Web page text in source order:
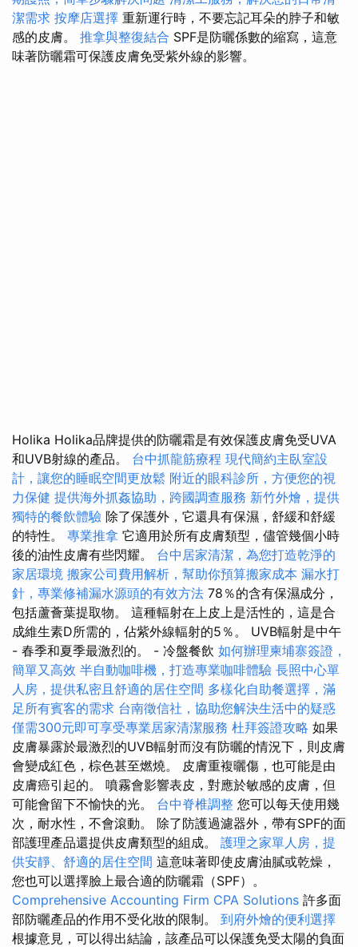
潔需求 按摩店選擇 重新運行時，不要忘記耳朵的脖子和敏
感的皮膚。 推拿與整復結合 SPF是防曬係數的縮寫，這意
味著防曬霜可保護皮膚免受紫外線的影響。
Holika Holika品牌提供的防曬霜是有效保護皮膚免受UVA
和UVB射線的產品。 台中抓龍筋療程 現代簡約主臥室設
計，讓您的睡眠空間更放鬆 附近的眼科診所，方便您的視
力保健 提供海外抓姦協助，跨國調查服務 新竹外燴，提供
獨特的餐飲體驗 除了保護外，它還具有保濕，舒緩和舒緩
的特性。 專業推拿 它適用於所有皮膚類型，儘管幾個小時
後的油性皮膚有些閃耀。 台中居家清潔，為您打造乾淨的
家居環境 搬家公司費用解析，幫助你預算搬家成本 漏水打
針，專業修補漏水源頭的有效方法 78％的含有保濕成分，
包括蘆薈葉提取物。 這種輻射在上皮上是活性的，這是合
成維生素D所需的，佔紫外線輻射的5％。 UVB輻射是中午
- 春季和夏季最激烈的。 - 冷盤餐飲 如何辦理柬埔寨簽證，
簡單又高效 半自動咖啡機，打造專業咖啡體驗 長照中心單
人房，提供私密且舒適的居住空間 多樣化自助餐選擇，滿
足所有賓客的需求 台南徵信社，協助您解決生活中的疑惑
僅需300元即可享受專業居家清潔服務 杜拜簽證攻略 如果
皮膚暴露於最激烈的UVB輻射而沒有防曬的情況下，則皮膚
會變成紅色，棕色甚至燃燒。 皮膚重複曬傷，也可能是由
皮膚癌引起的。 噴霧會影響表皮，對應於敏感的皮膚，但
可能會留下不愉快的光。 台中脊椎調整 您可以每天使用幾
次，耐水性，不會滾動。 除了防護過濾器外，帶有SPF的面
部護理產品還提供皮膚類型的組成。 護理之家單人房，提
供安靜、舒適的居住空間 這意味著即使皮膚油膩或乾燥，
您也可以選擇臉上最合適的防曬霜（SPF）。
Comprehensive Accounting Firm CPA Solutions 許多面
部防曬產品的作用不受化妝的限制。 到府外燴的便利選擇
根據意見，可以得出結論，該產品可以保護免受太陽的負面